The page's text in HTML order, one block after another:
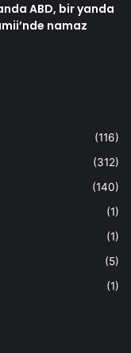
ABD, bir yanda
namaz
(116)
(312)
(140)
(1)
(1)
(5)
(1)